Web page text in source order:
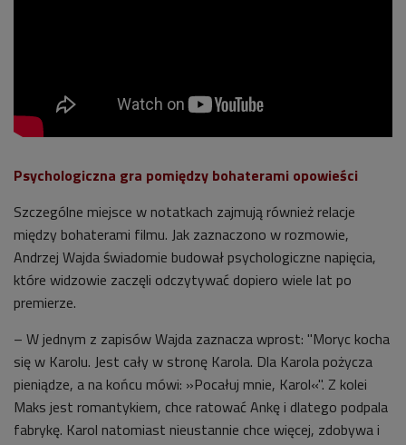
Psychologiczna gra pomiędzy bohaterami opowieści
Szczególne miejsce w notatkach zajmują również relacje
między bohaterami filmu. Jak zaznaczono w rozmowie,
Andrzej Wajda świadomie budował psychologiczne napięcia,
które widzowie zaczęli odczytywać dopiero wiele lat po
premierze.
– W jednym z zapisów Wajda zaznacza wprost: "Moryc kocha
się w Karolu. Jest cały w stronę Karola. Dla Karola pożycza
pieniądze, a na końcu mówi: »Pocałuj mnie, Karol«". Z kolei
Maks jest romantykiem, chce ratować Ankę i dlatego podpala
fabrykę. Karol natomiast nieustannie chce więcej, zdobywa i